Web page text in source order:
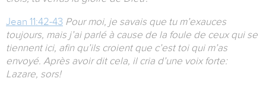
Jean 11:42-43 Pour moi, je savais que tu m’exauces
toujours, mais j’ai parlé à cause de la foule de ceux qui se
tiennent ici, afin qu’ils croient que c’est toi qui m’as
envoyé. Après avoir dit cela, il cria d’une voix forte:
Lazare, sors!